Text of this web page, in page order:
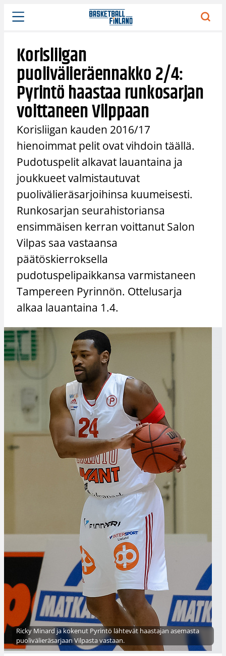
Siirry
sisältöön
Korisliigan
puolivälieräennakko 2/4:
Pyrintö haastaa runkosarjan
voittaneen Vilppaan
Korisliigan kauden 2016/17
hienoimmat pelit ovat vihdoin täällä.
Pudotuspelit alkavat lauantaina ja
joukkueet valmistautuvat
puolivälieräsarjoihinsa kuumeisesti.
Runkosarjan seurahistoriansa
ensimmäisen kerran voittanut Salon
Vilpas saa vastaansa
päätöskierroksella
pudotuspelipaikkansa varmistaneen
Tampereen Pyrinnön. Ottelusarja
alkaa lauantaina 1.4.
Ricky Minard ja kokenut Pyrintö lähtevät haastajan asemasta
puolivälieräsarjaan Vilpasta vastaan.